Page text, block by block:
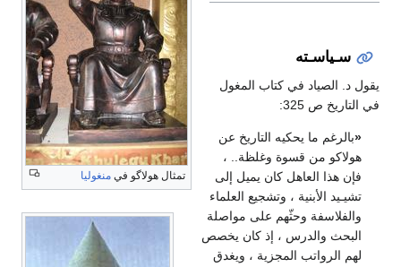
تمثال هولاگو في منغوليا
سـياسـته
يقول د. الصياد في كتاب المغول
في التاريخ ص 325:
«بالرغم ما يحكيه التاريخ عن
هولاكو من قسوة وغلظة.. ،
فإن هذا العاهل كان يميل إلى
تشيـيد الأبنية ، وتشجيع العلماء
والفلاسفة وحثّهم على مواصلة
البحث والدرس ، إذ كان يخصص
لهم الرواتب المجزية ، ويغدق